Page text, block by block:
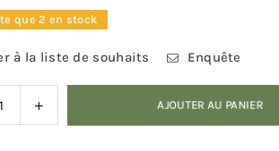
que 2 en stock
à la liste de souhaits Enquête
Augmenter
la
AJOUTER AU PANIER